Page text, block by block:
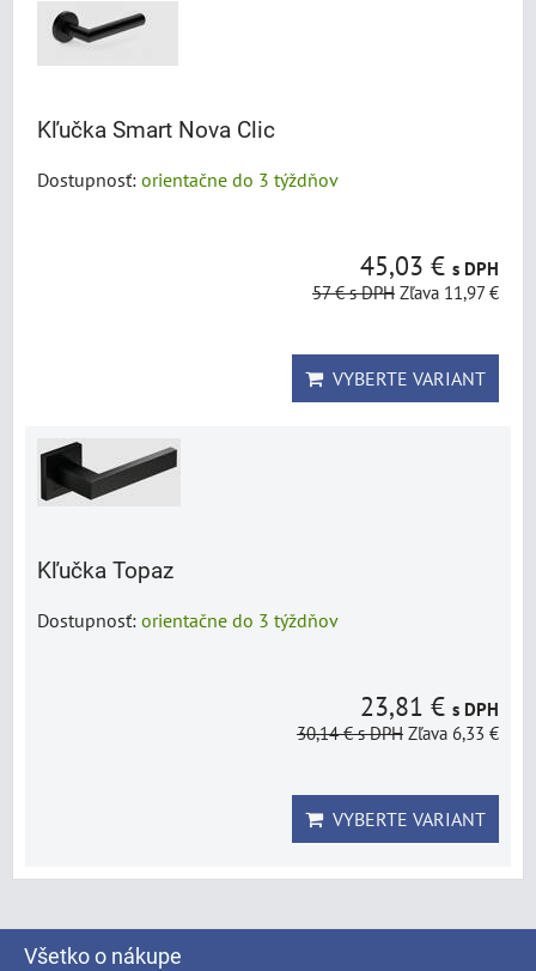
Kľučka Smart Nova Clic
Dostupnosť: orientačne do 3 týždňov
45,03 € s DPH
57 €s DPH Zľava 11,97 €
VYBERTE VARIANT
Kľučka Topaz
Dostupnosť: orientačne do 3 týždňov
23,81 € s DPH
30,14 €s DPH Zľava 6,33 €
VYBERTE VARIANT
Všetko o nákupe